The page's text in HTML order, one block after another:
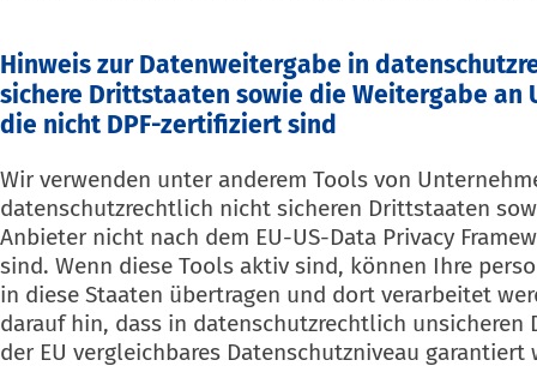
Hinweis zur Datenweitergabe in
sichere Drittstaaten sowie die Weitergabe an
die nicht DPF-zertifiziert sind
Wir verwenden unter anderem Tools von
datenschutzrechtlich nicht sicheren Drittstaaten
Anbieter nicht nach dem EU-US-Data Privacy
sind. Wenn diese Tools aktiv sind, können Ihre
in diese Staaten übertragen und dort verarbeitet
darauf hin, dass in datenschutzrechtlich
der EU vergleichbares Datenschutzniveau garantiert